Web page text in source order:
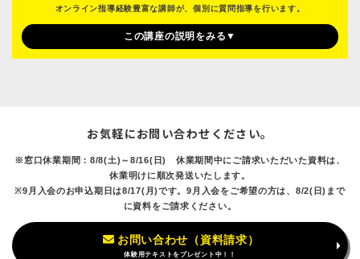
オンライン指導経験豊富な講師が、個別に質問指導を行います。
この講座の説明をみる▼
お気軽にお問い合わせください。
※窓口休業期間：8/8(土)～8/16(日) 休業期間中にご請求いただいた資料は、
休業明けに順次発送いたします。
※9月入会のお申込期日は8/17(月)です。9月入会をご希望の方は、8/2(日)まで
に資料をご請求ください。
お問い合わせ（資料請求）
体験用テキストをプレゼント中！！